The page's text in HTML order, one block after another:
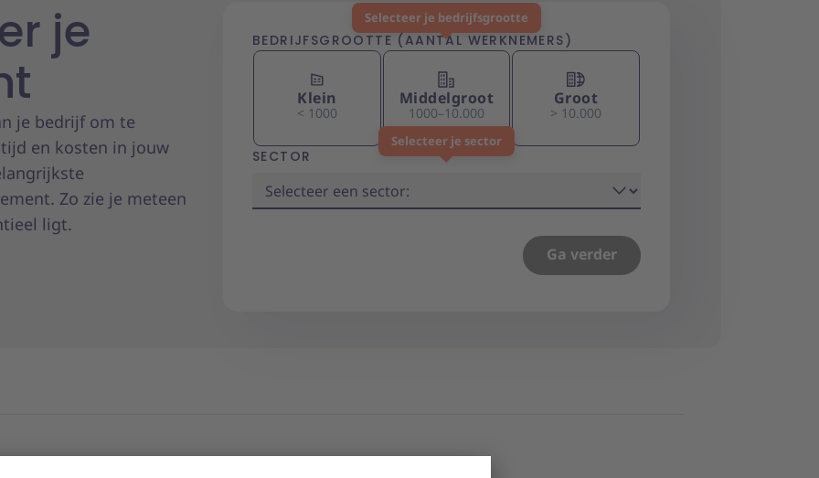
je
je bedrijf om te
en kosten in jouw
Zo zie je meteen
ligt.
BEDRIJFSGROOTTE (AANTAL WERKNEMERS)
Klein
< 1000
Middelgroot
1000–10.000
Groot
> 10.000
SECTOR
Selecteer een sector
Ga verder
Selecteer je bedrijfsgrootte
Selecteer je sector